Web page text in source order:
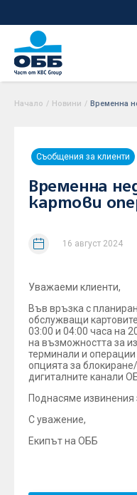
Начало / Новини / Временна
Съобщения за клиенти
Временна
картови
16 август 2024
Уважаеми клиенти,
Във връзка с
обслужващи
03:00 и 04:00 часа на
на възможността за
терминали и
опцията за
дигиталните канали
Поднасяме извинения
С уважение,
Екипът на ОББ